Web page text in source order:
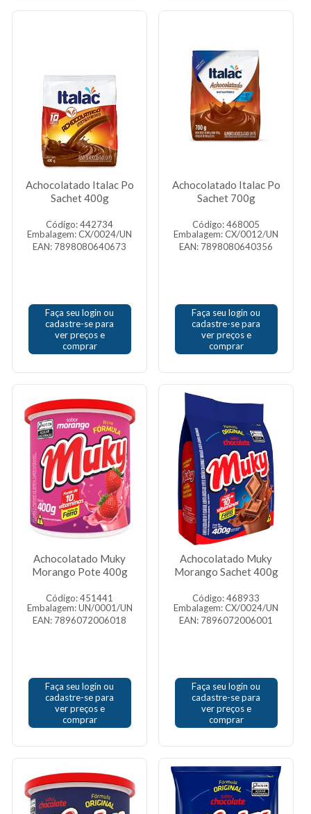
Achocolatado Italac Po
Sachet 400g
Código: 442734
Embalagem: CX/0024/UN
EAN: 7898080640673
Faça seu login ou
cadastre-se para
ver preços e
comprar
Achocolatado Italac Po
Sachet 700g
Código: 468005
Embalagem: CX/0012/UN
EAN: 7898080640356
Faça seu login ou
cadastre-se para
ver preços e
comprar
Achocolatado Muky
Morango Pote 400g
Código: 451441
Embalagem: UN/0001/UN
EAN: 7896072006018
Faça seu login ou
cadastre-se para
ver preços e
comprar
Achocolatado Muky
Morango Sachet 400g
Código: 468933
Embalagem: CX/0024/UN
EAN: 7896072006001
Faça seu login ou
cadastre-se para
ver preços e
comprar